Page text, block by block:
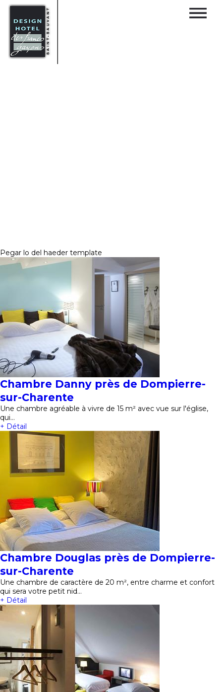
Pegar lo del haeder template
Chambre Danny près de Dompierre-
sur-Charente
Une chambre agréable à vivre de 15 m² avec vue sur l'église,
qui…
+ Détail
Chambre Douglas près de Dompierre-
sur-Charente
Une chambre de caractère de 20 m², entre charme et confort
qui sera votre petit nid…
+ Détail